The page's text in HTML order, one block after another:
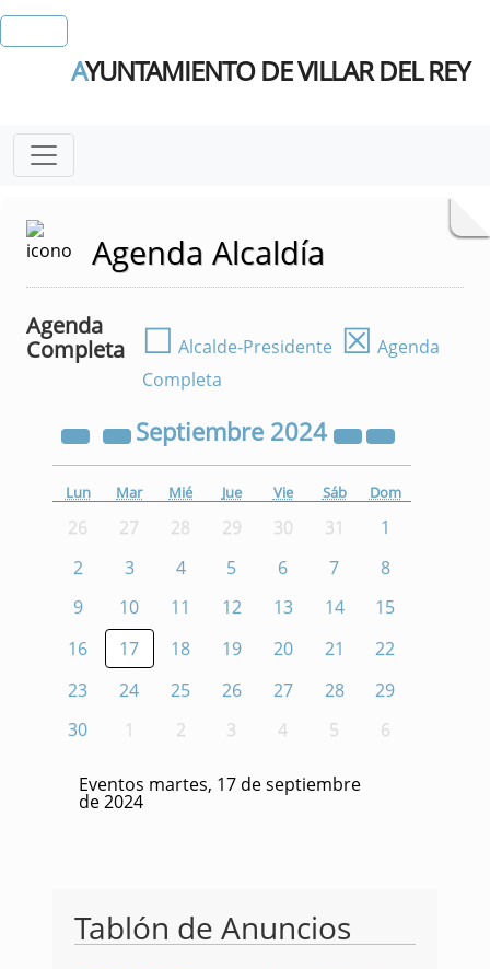
AYUNTAMIENTO DE VILLAR DEL REY
Agenda Alcaldía
Agenda
Completa
☐ Alcalde-Presidente ☒ Agenda
Completa
Septiembre 2024
Lun Mar Mié Jue Vie Sáb Dom
26 27 28 29 30 31
1
2
3 4 5 6 7
8
9
10 11 12 13 14
15
16
17 18 19 20 21
22
23
24 25 26 27 28
29
30
1 2 3 4 5 6
Eventos martes, 17 de septiembre
de 2024
Tablón de Anuncios